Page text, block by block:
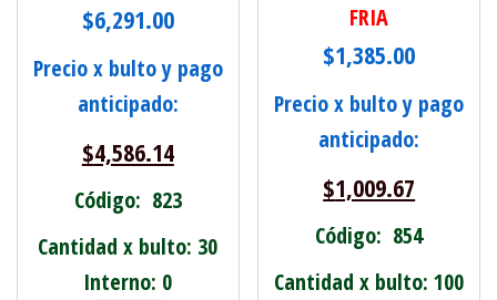
$6,291.00
Precio x bulto y pago
anticipado:
$4,586.14
Código: 823
Cantidad x bulto: 30
Interno: 0
FRIA
$1,385.00
Precio x bulto y pago
anticipado:
$1,009.67
Código: 854
Cantidad x bulto: 100